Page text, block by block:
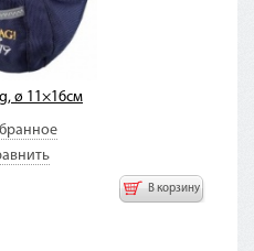
ø 11×16см
В корзину